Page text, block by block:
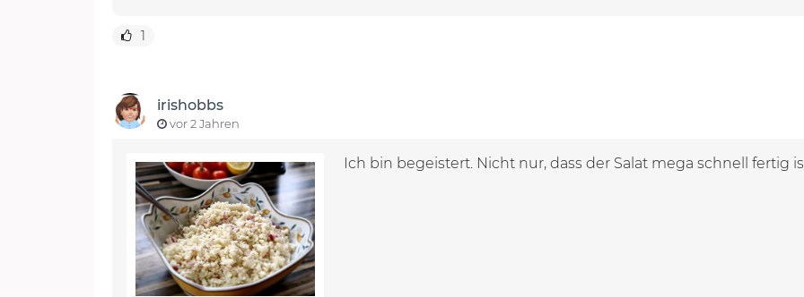
1
irishobbs
vor 2 Jahren
Ich bin begeistert. Nicht nur, dass der Salat mega schnell fertig